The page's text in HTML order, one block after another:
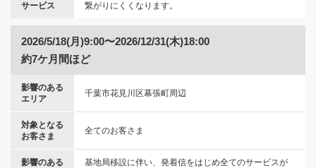
サービス
繋がりにくくなります。
2026/5/18(月)9:00〜2026/12/31(木)18:00
約7ケ月間ほど
影響のある
エリア
千葉市花見川区幕張町周辺
対象となる
お客さま
全てのお客さま
影響のある
基地局移設に伴い、発着信をはじめ全てのサービスが